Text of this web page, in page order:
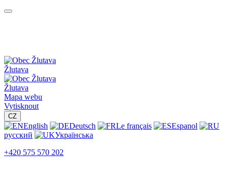
Žlutava
Žlutava
Mapa webu
Vytisknout
CZ
English Deutsch Le français
Espanol
русский
Українська
+420 575 570 202